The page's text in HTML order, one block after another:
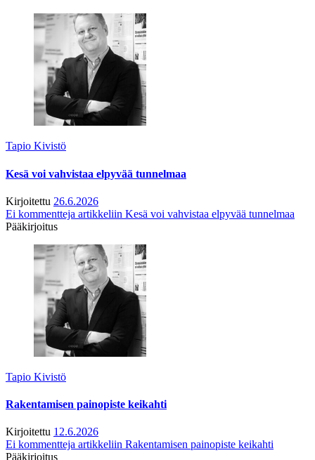
Tapio Kivistö
Kesä voi vahvistaa elpyvää tunnelmaa
Kirjoitettu 26.6.2026
Ei kommentteja artikkeliin Kesä voi vahvistaa elpyvää tunnelmaa
Pääkirjoitus
Tapio Kivistö
Rakentamisen painopiste keikahti
Kirjoitettu 12.6.2026
Ei kommentteja artikkeliin Rakentamisen painopiste keikahti
Pääkirjoitus